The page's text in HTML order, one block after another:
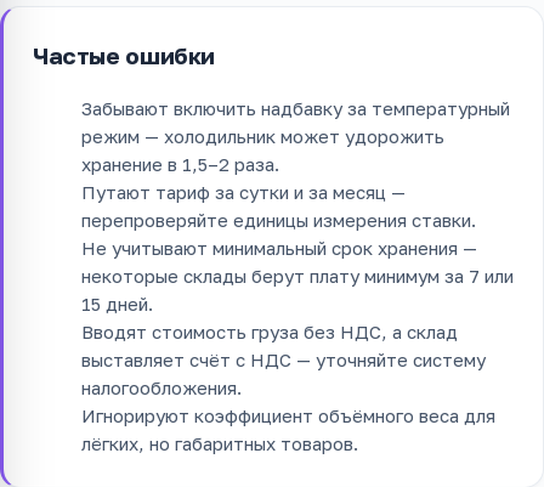
Частые ошибки
Забывают включить надбавку за температурный
режим — холодильник может удорожить
хранение в 1,5–2 раза.
Путают тариф за сутки и за месяц —
перепроверяйте единицы измерения ставки.
Не учитывают минимальный срок хранения —
некоторые склады берут плату минимум за 7 или
15 дней.
Вводят стоимость груза без НДС, а склад
выставляет счёт с НДС — уточняйте систему
налогообложения.
Игнорируют коэффициент объёмного веса для
лёгких, но габаритных товаров.